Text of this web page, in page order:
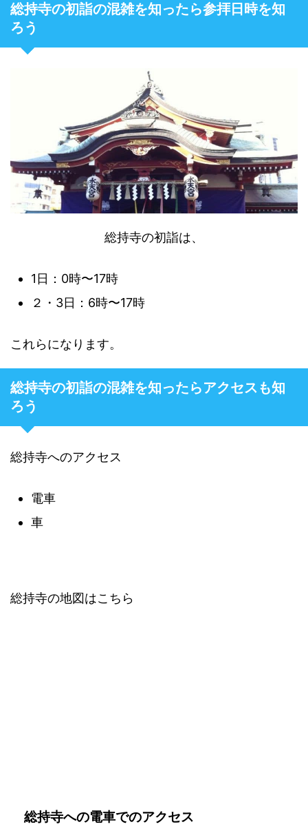
総持寺の初詣の混雑を知ったら参拝日時を知
ろう
総持寺の初詣は、
1日：0時〜17時
２・3日：6時〜17時
これらになります。
総持寺の初詣の混雑を知ったらアクセスも知
ろう
総持寺へのアクセス
電車
車
総持寺の地図はこちら
総持寺への電車でのアクセス